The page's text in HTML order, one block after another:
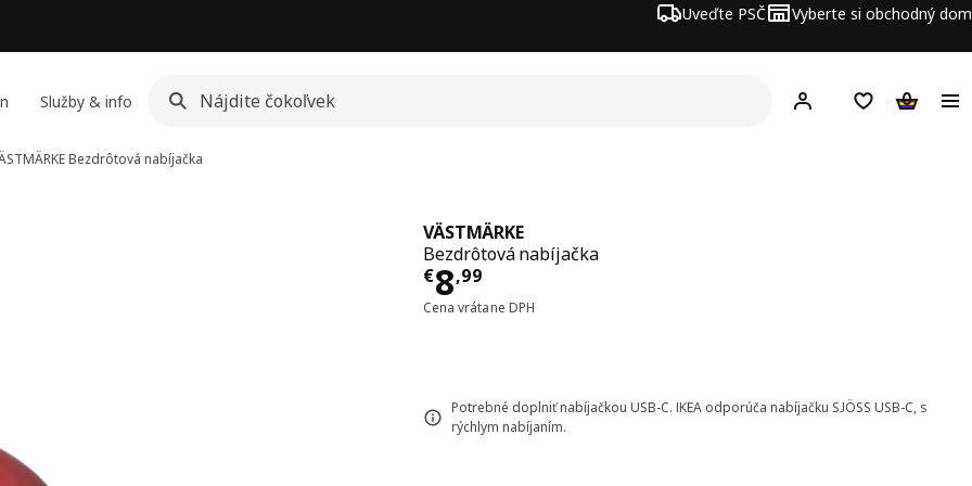
Uveďte PSČ Vyberte si obchodný dom
Služby & info Hej! Prihlásenie
NákupnýNákupný
Bezdrôtová nabíjačka
VÄSTMÄRKE
Bezdrôtová nabíjačka
€8,99
Cena € 8,99
Cena vrátane DPH
Potrebné doplniť nabíjačkou USB-C. IKEA odporúča nabíjačku SJÖSS USB-C, s
rýchlym nabíjaním.